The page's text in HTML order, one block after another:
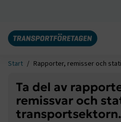
Start Rapporter, remisser och
Ta del av
remissvar och
transportsektorn.